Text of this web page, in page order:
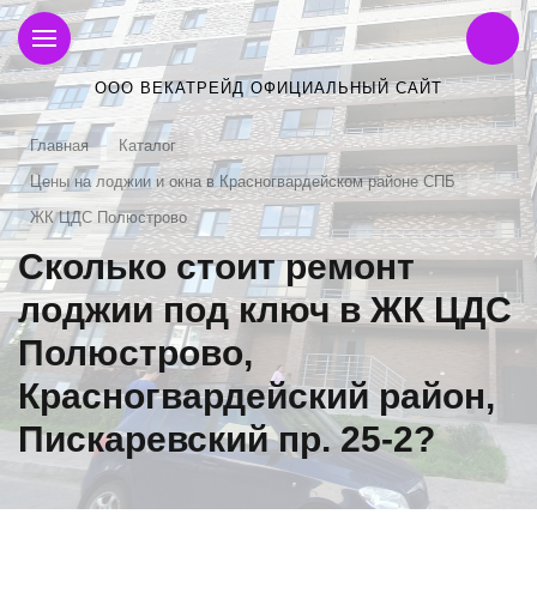
ООО ВЕКАТРЕЙД ОФИЦИАЛЬНЫЙ САЙТ
Главная
Каталог
Цены на лоджии и окна в Красногвардейском районе СПБ
ЖК ЦДС Полюстрово
Сколько стоит ремонт
лоджии под ключ в ЖК ЦДС
Полюстрово,
Красногвардейский район,
Пискаревский пр. 25-2?